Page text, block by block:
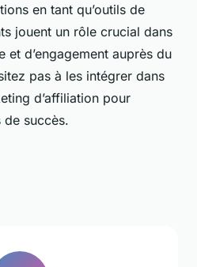
en tant qu’outils de
jouent un rôle crucial dans
d’engagement auprès du
pas à les intégrer dans
d’affiliation pour
de succès.